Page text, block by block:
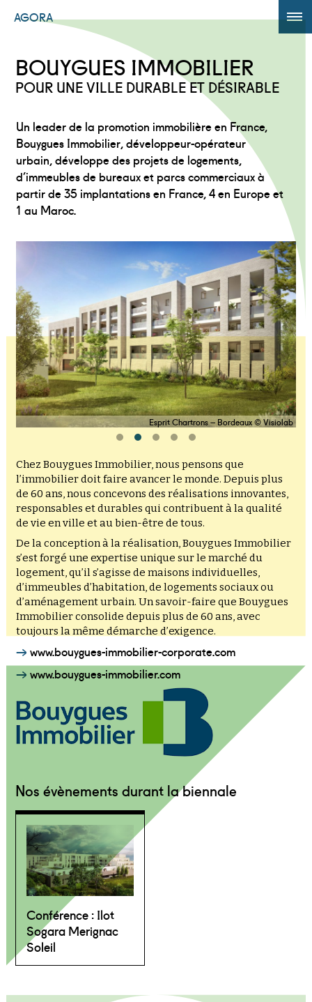
AGORA
AGORA +
BOUYGUES IMMOBILIER
POUR UNE VILLE DURABLE ET DÉSIRABLE
Un leader de la promotion immobilière en France,
Bouygues Immobilier, développeur-opérateur
urbain, développe des projets de logements,
d’immeubles de bureaux et parcs commerciaux à
partir de 35 implantations en France, 4 en Europe et
1 au Maroc.
Esprit Chartrons – Bordeaux © Visiolab
Chez Bouygues Immobilier, nous pensons que
l’immobilier doit faire avancer le monde. Depuis plus
de 60 ans, nous concevons des réalisations innovantes,
responsables et durables qui contribuent à la qualité
de vie en ville et au bien-être de tous.
De la conception à la réalisation, Bouygues Immobilier
s’est forgé une expertise unique sur le marché du
logement, qu’il s’agisse de maisons individuelles,
d’immeubles d’habitation, de logements sociaux ou
d’aménagement urbain. Un savoir-faire que Bouygues
Immobilier consolide depuis plus de 60 ans, avec
toujours la même démarche d’exigence.
www.bouygues-immobilier-corporate.com
www.bouygues-immobilier.com
Nos évènements durant la biennale
Conférence : Ilot
Sogara Merignac
Soleil